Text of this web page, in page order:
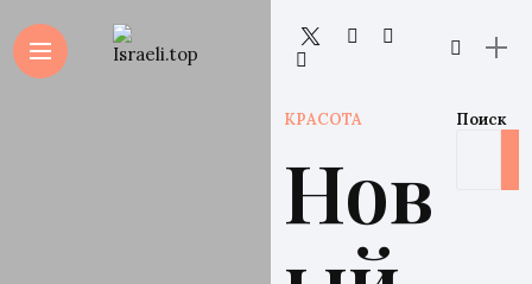
КРАСОТА
Нов
Поиск